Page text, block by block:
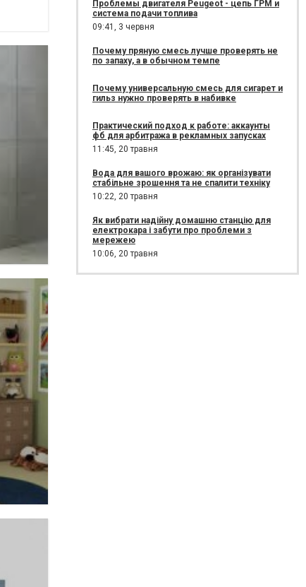
Проблемы двигателя Peugeot - цепь ГРМ и
система подачи топлива
09:41, 3 червня
Почему пряную смесь лучше проверять не
по запаху, а в обычном темпе
Почему универсальную смесь для сигарет и
гильз нужно проверять в набивке
Практический подход к работе: аккаунты
фб для арбитража в рекламных запусках
11:45, 20 травня
Вода для вашого врожаю: як організувати
стабільне зрошення та не спалити техніку
10:22, 20 травня
Як вибрати надійну домашню станцію для
електрокара і забути про проблеми з
мережею
10:06, 20 травня